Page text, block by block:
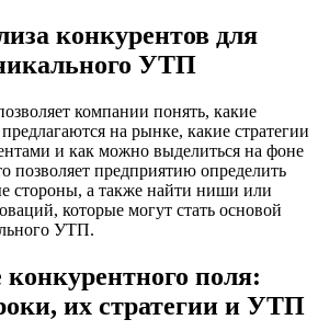
конкурентов для
УТП
компании понять, какие
на рынке, какие стратегии
и как можно выделиться на фоне
позволяет предприятию определить
стороны, а также найти ниши или
которые могут стать основой
УТП.
конкурентного поля:
их стратегии и УТП